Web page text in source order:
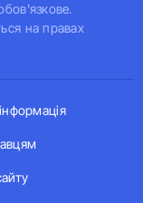
на правах